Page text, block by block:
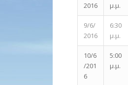
2016
μ.μ.
9/6/
2016
6:30
μ.μ.
10/6
/201
6
5:00
μ.μ.